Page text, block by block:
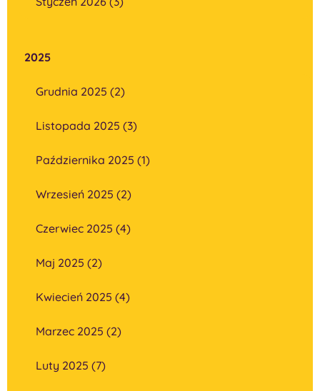
2025
Grudnia 2025 (2)
Listopada 2025 (3)
Października 2025 (1)
Wrzesień 2025 (2)
Czerwiec 2025 (4)
Maj 2025 (2)
Kwiecień 2025 (4)
Marzec 2025 (2)
Luty 2025 (7)